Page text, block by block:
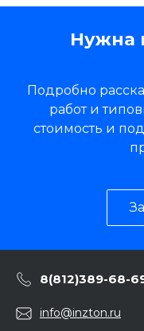
Нужна
Подробно
работ и
стоимость и
8(812)389-68-
info@inzton.ru